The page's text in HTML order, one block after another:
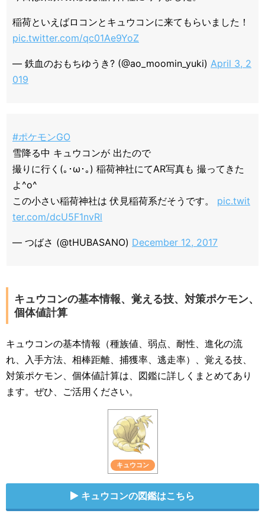
稲荷といえばロコンとキュウコンに来てもらいました！
pic.twitter.com/qc01Ae9YoZ
— 鉄血のおもちゆうき? (@ao_moomin_yuki) April 3, 2
019
#ポケモンGO
雪降る中 キュウコンが 出たので
撮りに行く(｡･ω･｡) 稲荷神社にてAR写真も 撮ってきた
よ^o^
この小さい稲荷神社は 伏見稲荷系だそうです。 pic.twit
ter.com/dcU5F1nvRl
— つばさ (@tHUBASANO) December 12, 2017
キュウコンの基本情報、覚える技、対策ポケモン、
個体値計算
キュウコンの基本情報（種族値、弱点、耐性、進化の流
れ、入手方法、相棒距離、捕獲率、逃走率）、覚える技、
対策ポケモン、個体値計算は、図鑑に詳しくまとめてあり
ます。ぜひ、ご活用ください。
キュウコン
キュウコンの図鑑はこちら